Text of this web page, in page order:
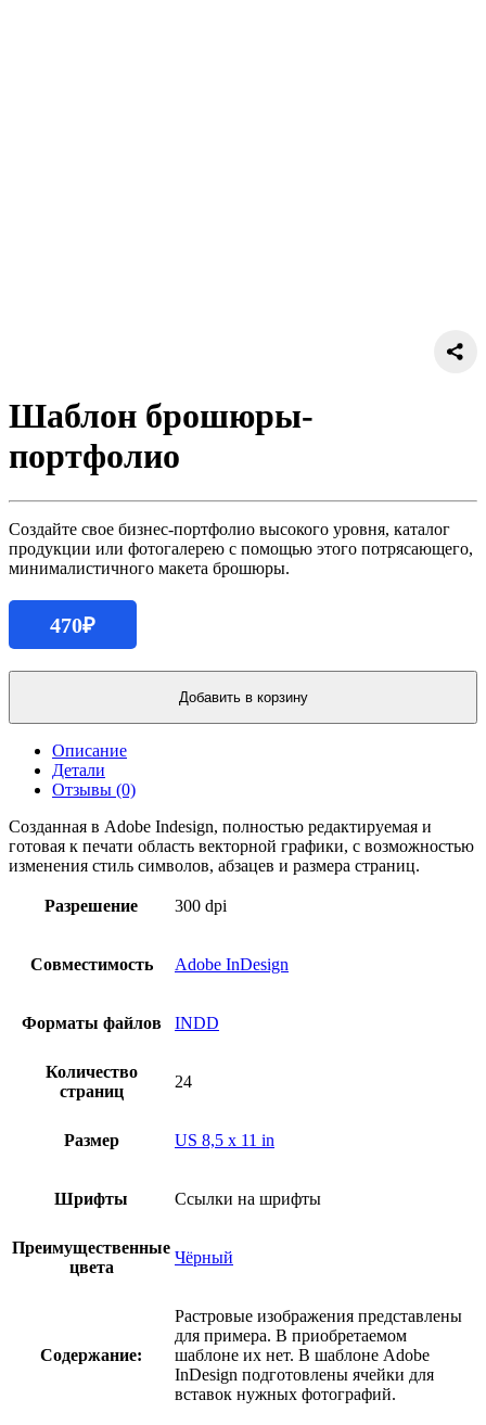
Шаблон брошюры-
портфолио
Создайте свое бизнес-портфолио высокого уровня, каталог
продукции или фотогалерею с помощью этого потрясающего,
минималистичного макета брошюры.
470₽
Количество
Шаблон
портфолио
Добавить в корзину
Описание
Детали
Отзывы (0)
Созданная в Adobe Indesign, полностью редактируемая и
готовая к печати область векторной графики, с возможностью
изменения стиль символов, абзацев и размера страниц.
Разрешение 300 dpi
Совместимость Adobe InDesign
Форматы файлов INDD
Количество
страниц
24
Размер US 8,5 x 11 in
Шрифты Ссылки на шрифты
Преимущественные
цвета
Чёрный
Содержание:
Растровые изображения представлены
для примера. В приобретаемом
шаблоне их нет. В шаблоне Adobe
InDesign подготовлены ячейки для
вставок нужных фотографий.